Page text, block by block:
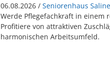
06.08.2026 / Seniorenhaus Saline
Werde Pflegefachkraft in einem
Profitiere von attraktiven
harmonischen Arbeitsumfeld.